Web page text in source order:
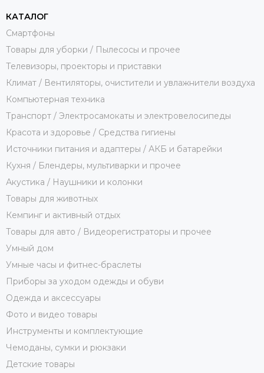
КАТАЛОГ
Смартфоны
Товары для уборки / Пылесосы и прочее
Телевизоры, проекторы и приставки
Климат / Вентиляторы, очистители и увлажнители воздуха
Компьютерная техника
Транспорт / Электросамокаты и электровелосипеды
Красота и здоровье / Средства гигиены
Источники питания и адаптеры / АКБ и батарейки
Кухня / Блендеры, мультиварки и прочее
Акустика / Наушники и колонки
Товары для животных
Кемпинг и активный отдых
Товары для авто / Видеорегистраторы и прочее
Умный дом
Умные часы и фитнес-браслеты
Приборы за уходом одежды и обуви
Одежда и аксессуары
Фото и видео товары
Инструменты и комплектующие
Чемоданы, сумки и рюкзаки
Детские товары